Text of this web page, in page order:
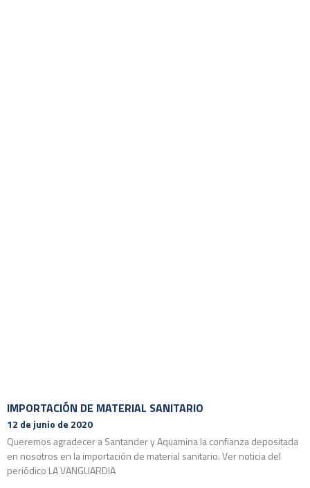
IMPORTACIÓN DE MATERIAL SANITARIO
12 de junio de 2020
Queremos agradecer a Santander y Aquamina la confianza depositada
en nosotros en la importación de material sanitario. Ver noticia del
periódico LA VANGUARDIA